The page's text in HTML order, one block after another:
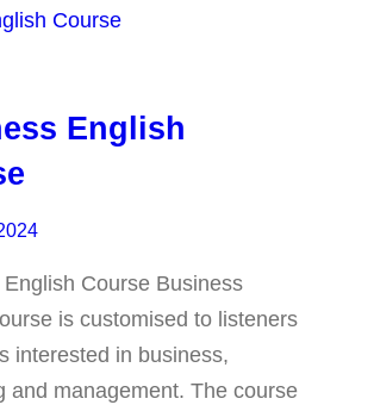
English
Course Business
is customised to listeners
interested in business,
and management. The course